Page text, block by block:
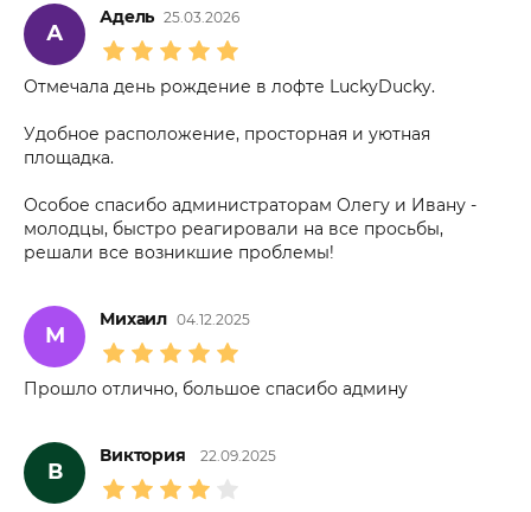
А
Адель 25.03.2026
Отмечала день рождение в лофте LuckyDucky.
Удобное расположение, просторная и уютная
площадка.
Особое спасибо администраторам Олегу и Ивану -
молодцы, быстро реагировали на все просьбы,
решали все возникшие проблемы!
М
Михаил 04.12.2025
Прошло отлично, большое спасибо админу
В
Виктория 22.09.2025